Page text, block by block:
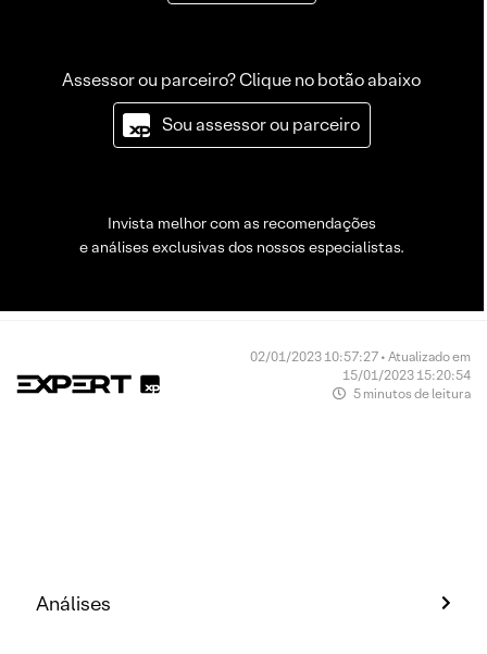
Assessor ou parceiro? Clique no botão abaixo
Sou assessor ou parceiro
Invista melhor com as recomendações
e análises exclusivas dos nossos especialistas.
02/01/2023 10:57:27 • Atualizado em
15/01/2023 15:20:54
5 minutos de leitura
Análises